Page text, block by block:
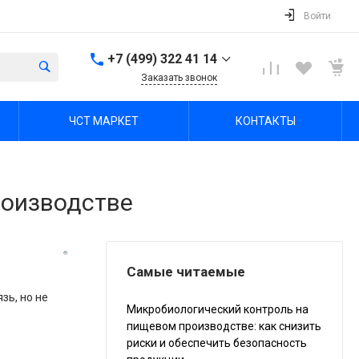
Войти
+7 (499) 322 41 14
г. Тула, Октябрьская ул,
office@chst-standart.ru
+7 499 322 41 14
Заказать звонок
ЧСТ МАРКЕТ КОНТАКТЫ
Самые читаемые
Микробиологический контроль на
пищевом производстве: как снизить
риски и обеспечить безопасность
но не